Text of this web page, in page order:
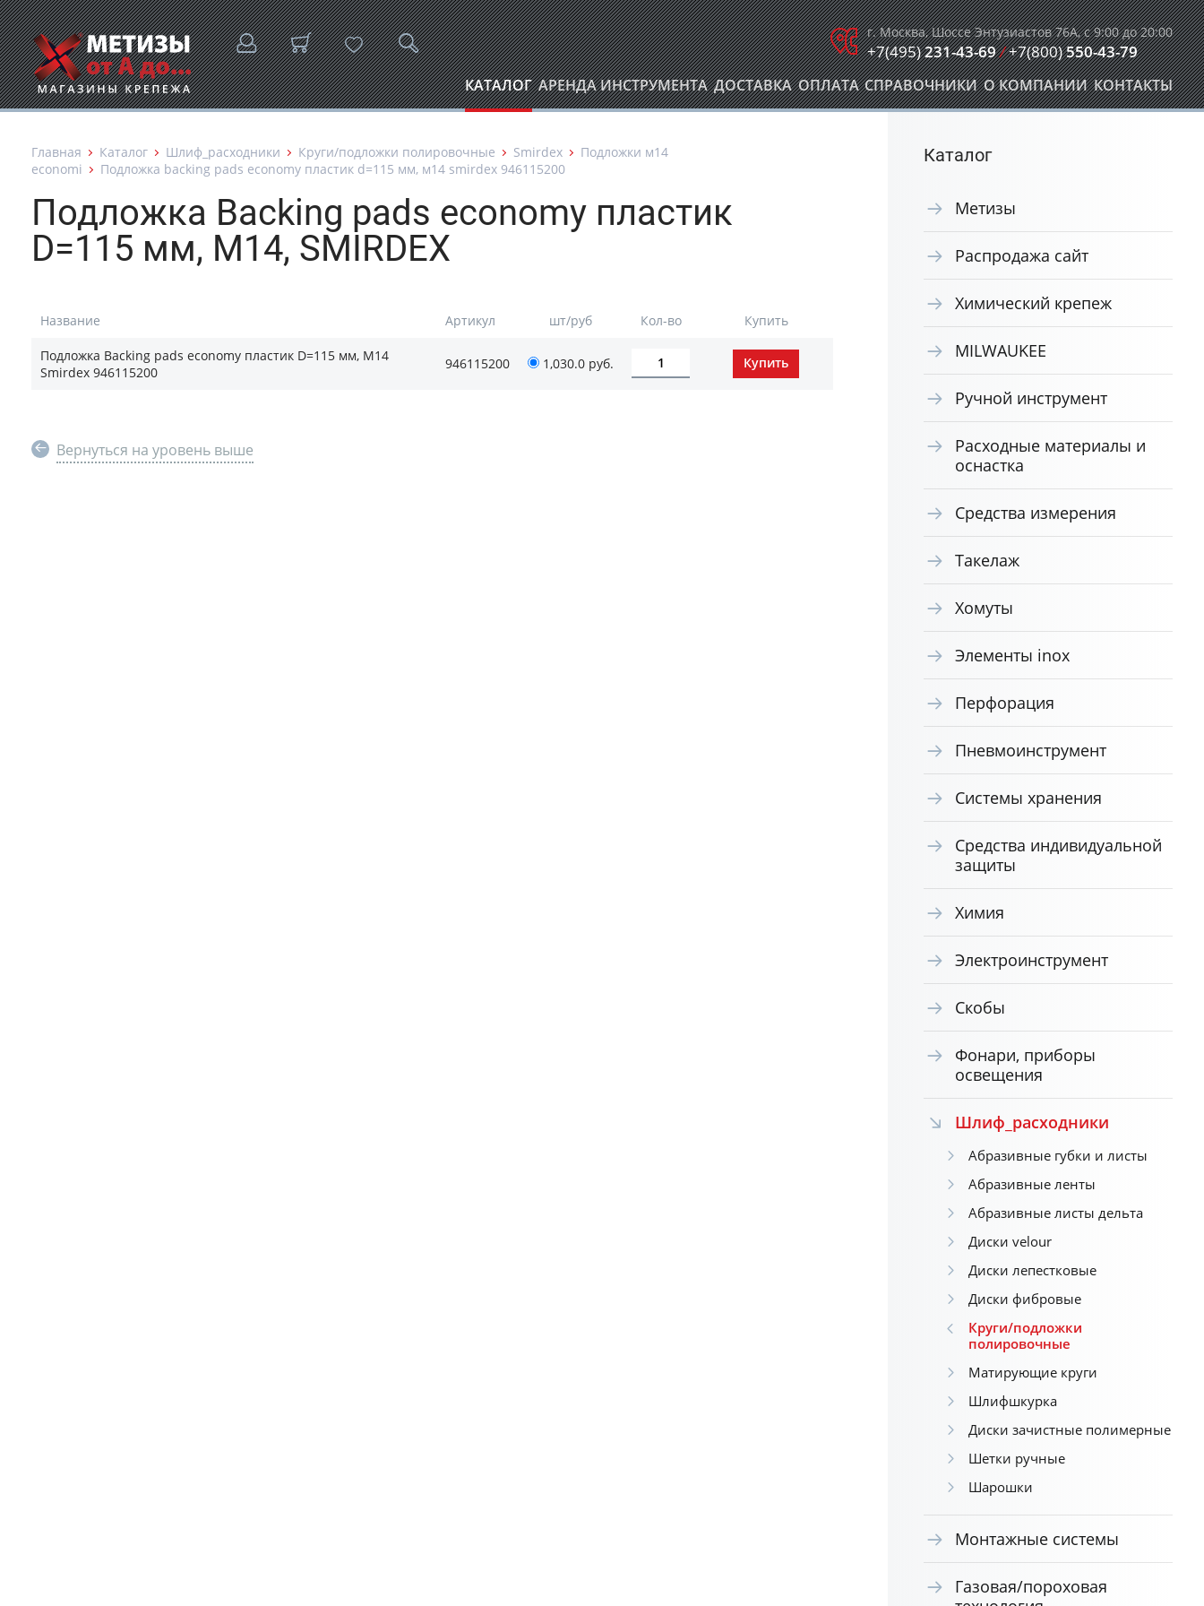
г. Москва, Шоссе Энтузиастов 76А, с 9:00 до 20:00
+7(495)231-43-69/+7(800)550-43-79
КАТАЛОГ АРЕНДА ИНСТРУМЕНТА ДОСТАВКА ОПЛАТА СПРАВОЧНИКИ О КОМПАНИИ КОНТАКТЫ
Главная Каталог Шлиф_расходники Круги/подложки полировочные Smirdex
Подложки м14
economi
Подложка backing pads economy пластик d=115 мм, м14 smirdex 946115200
Подложка Backing pads economy пластик
D=115 мм, М14, SMIRDEX
Название Артикул шт/руб Кол-во Купить
Подложка Backing pads economy пластик D=115 мм, М14
Smirdex 946115200
946115200 1,030.0 руб.
Вернуться на уровень выше
Каталог
Метизы
Распродажа сайт
Химический крепеж
MILWAUKEE
Ручной инструмент
Расходные материалы и
оснастка
Средства измерения
Такелаж
Хомуты
Элементы inox
Перфорация
Пневмоинструмент
Системы хранения
Средства индивидуальной
защиты
Химия
Электроинструмент
Скобы
Фонари, приборы
освещения
Шлиф_расходники
Абразивные губки и листы
Абразивные ленты
Абразивные листы дельта
Диски velour
Диски лепестковые
Диски фибровые
Круги/подложки
полировочные
Матирующие круги
Шлифшкурка
Диски зачистные полимерные
Шетки ручные
Шарошки
Монтажные системы
Газовая/пороховая